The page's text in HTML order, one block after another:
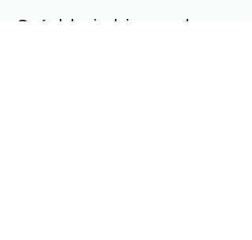
Qué debe incluirse en el